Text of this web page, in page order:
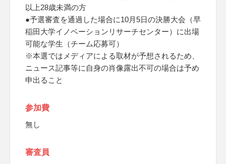
以上28歳未満の方
●予選審査を通過した場合に10月5日の決勝大会（早
稲田大学イノベーションリサーチセンター）に出場
可能な学生（チーム応募可）
※本選ではメディアによる取材が予想されるため、
ニュース記事等に自身の肖像露出不可の場合は予め
申出ること
参加費
無し
審査員